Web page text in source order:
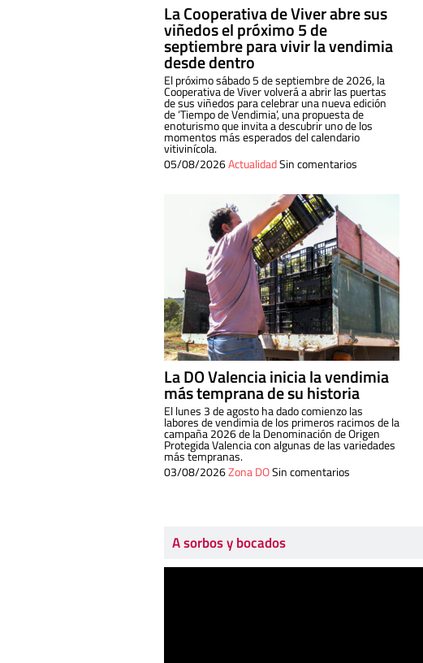
La Cooperativa de Viver abre sus
viñedos el próximo 5 de
septiembre para vivir la vendimia
desde dentro
El próximo sábado 5 de septiembre de 2026, la
Cooperativa de Viver volverá a abrir las puertas
de sus viñedos para celebrar una nueva edición
de ‘Tiempo de Vendimia’, una propuesta de
enoturismo que invita a descubrir uno de los
momentos más esperados del calendario
vitivinícola.
05/08/2026ActualidadSin comentarios
La DO Valencia inicia la vendimia
más temprana de su historia
El lunes 3 de agosto ha dado comienzo las
labores de vendimia de los primeros racimos de la
campaña 2026 de la Denominación de Origen
Protegida Valencia con algunas de las variedades
más tempranas.
03/08/2026Zona DOSin comentarios
A sorbos y bocados